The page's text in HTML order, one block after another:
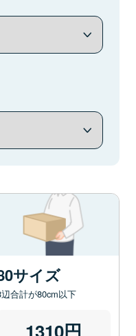
サイズ
合計が80cm以下
1310円